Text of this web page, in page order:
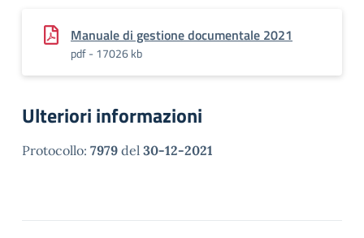
Manuale di gestione documentale 2021
pdf - 17026 kb
Ulteriori informazioni
Protocollo: 7979 del 30-12-2021